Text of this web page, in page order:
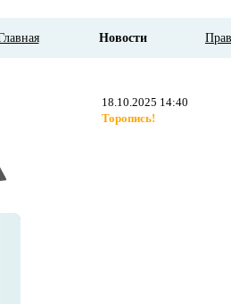
Новости
18.10.2025 14:40
Торопись!